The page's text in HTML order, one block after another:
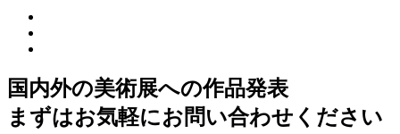
国内外の美術展への作品発表
まずはお気軽にお問い合わせください